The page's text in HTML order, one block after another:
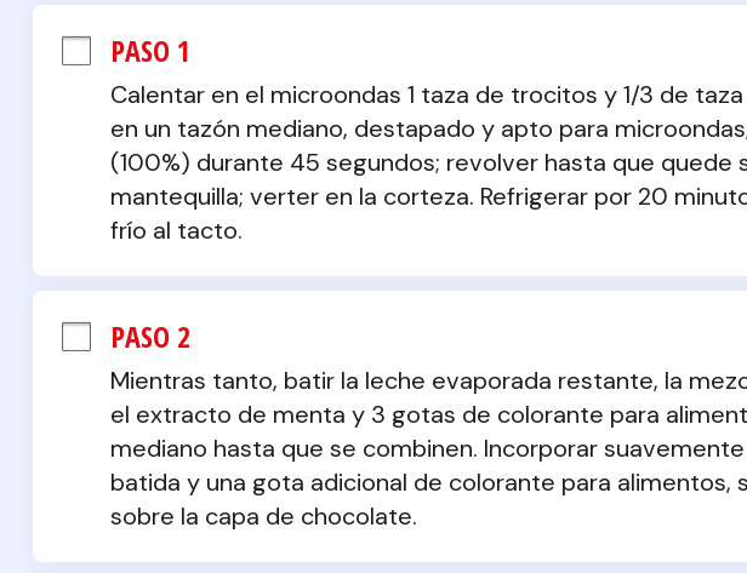
PASO 1
Calentar en el microondas 1 taza de trocitos y 1/3 de
en un tazón mediano, destapado y apto para
(100%) durante 45 segundos; revolver hasta que quede
mantequilla; verter en la corteza. Refrigerar por 20
frío al tacto.
PASO 2
Mientras tanto, batir la leche evaporada restante, la
el extracto de menta y 3 gotas de colorante para
mediano hasta que se combinen. Incorporar
batida y una gota adicional de colorante para alimentos,
sobre la capa de chocolate.